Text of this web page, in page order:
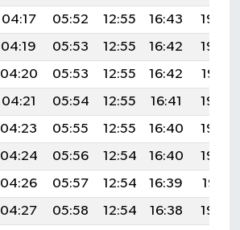
04:17 05:52 12:55 16:43
19:49
04:19 05:53 12:55 16:42
19:48
04:20 05:53 12:55 16:42
19:47
04:21 05:54 12:55 16:41
19:45
04:23 05:55 12:55 16:40
19:44
04:24 05:56 12:54 16:40
19:42
04:26 05:57 12:54 16:39
19:41
04:27 05:58 12:54 16:38
19:39